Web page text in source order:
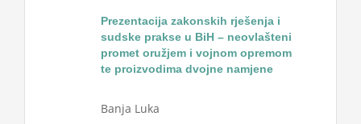
Prezentacija zakonskih rješenja i
sudske prakse u BiH – neovlašteni
promet oružjem i vojnom opremom
te proizvodima dvojne namjene
Banja Luka